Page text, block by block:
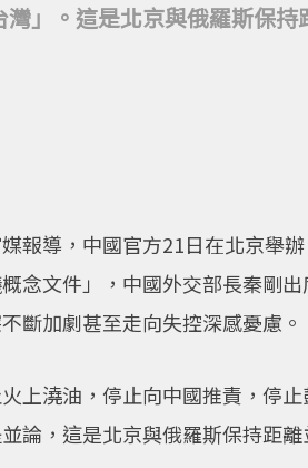
灣」。這是北京與俄羅斯保
報導，中國官方21日在北京舉
念文件」，中國外交部長秦剛
斷加劇甚至走向失控深感憂慮。
火上澆油，停止向中國推責，停
論，這是北京與俄羅斯保持距